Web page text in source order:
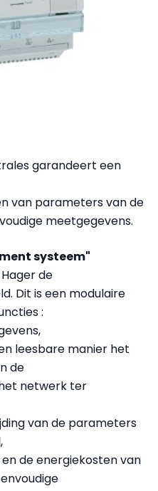
garandeert een
van parameters van de
meetgegevens.
systeem"
de
Dit is een modulaire
:
leesbare manier het
de
netwerk ter
van de parameters
de energiekosten van